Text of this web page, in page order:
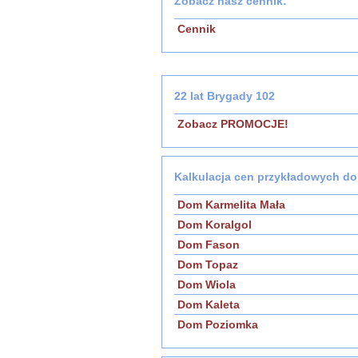
Cennik
22 lat Brygady 102
Zobacz PROMOCJE!
Kalkulacja cen przykładowych
Dom Karmelita Mała
Dom Koralgol
Dom Fason
Dom Topaz
Dom Wiola
Dom Kaleta
Dom Poziomka